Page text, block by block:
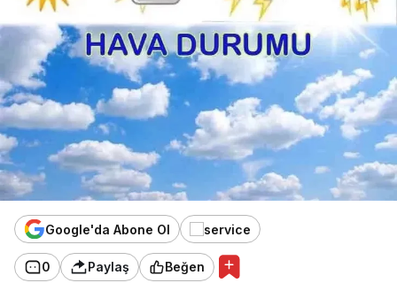
Google'da Abone Ol
0 Paylaş Beğen